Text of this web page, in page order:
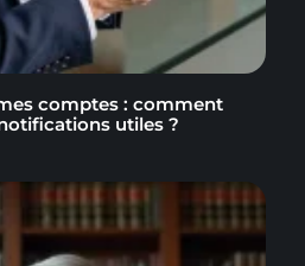
comptes : comment
utiles ?